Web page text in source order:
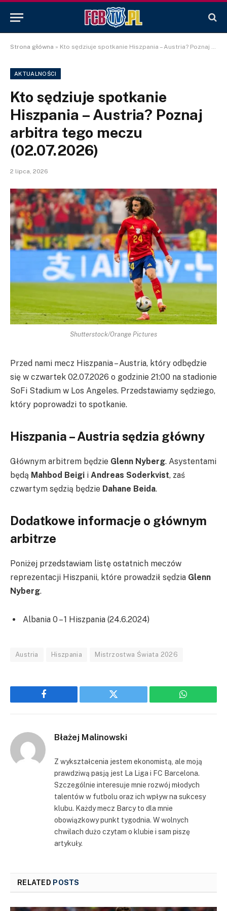
Strona główna » Kto sędziuje spotkanie Hiszpania – Austria? Poznaj arbitra tego meczu (02.07.2026)
AKTUALNOŚCI
Kto sędziuje spotkanie
Hiszpania – Austria? Poznaj
arbitra tego meczu
(02.07.2026)
2 lipca, 2026
Shutterstock/Orange Pictures
Przed nami mecz Hiszpania – Austria, który odbędzie
się w czwartek 02.07.2026 o godzinie 21:00 na stadionie
SoFi Stadium w Los Angeles. Przedstawiamy sędziego,
który poprowadzi to spotkanie.
Hiszpania – Austria sędzia główny
Głównym arbitrem będzie Glenn Nyberg. Asystentami
będą Mahbod Beigi i Andreas Soderkvist, zaś
czwartym sędzią będzie Dahane Beida.
Dodatkowe informacje o głównym
arbitrze
Poniżej przedstawiam listę ostatnich meczów
reprezentacji Hiszpanii, które prowadził sędzia Glenn
Nyberg.
Albania 0 – 1 Hiszpania (24.6.2024)
Austria Hiszpania Mistrzostwa Świata 2026
Facebook Twitter WhatsApp
Błażej Malinowski
Z wykształcenia jestem ekonomistą, ale moją
prawdziwą pasją jest La Liga i FC Barcelona.
Szczególnie interesuje mnie rozwój młodych
talentów w futbolu oraz ich wpływ na sukcesy
klubu. Każdy mecz Barcy to dla mnie
obowiązkowy punkt tygodnia. W wolnych
chwilach dużo czytam o klubie i sam piszę
artykuły.
RELATED POSTS